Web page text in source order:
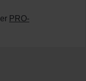
PRO-